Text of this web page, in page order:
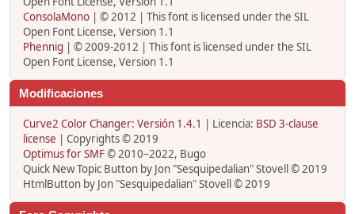
ConsolaMono | © 2012 | This font is licensed under the SIL
Open Font License, Version 1.1
Phennig | © 2009-2012 | This font is licensed under the SIL
Open Font License, Version 1.1
Modificaciones
Curve2 Color Changer: Versión 1.4.1 | Licencia: BSD 3-clause
license | Copyrights © 2019
Optimus for SMF© 2010–2022, Bugo
Quick New Topic Button by Jon "Sesquipedalian" Stovell © 2019
HtmlButton by Jon "Sesquipedalian" Stovell © 2019